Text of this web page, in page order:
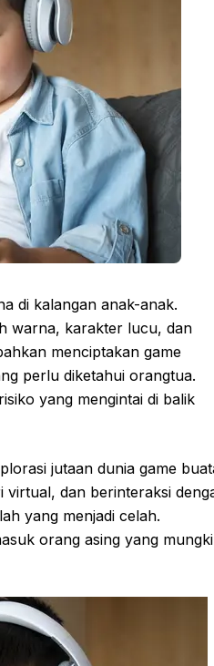
di kalangan anak-anak.
warna, karakter lucu, dan
menciptakan game
perlu diketahui orangtua.
yang mengintai di balik
jutaan dunia game
virtual, dan berinteraksi
yang menjadi celah.
orang asing yang